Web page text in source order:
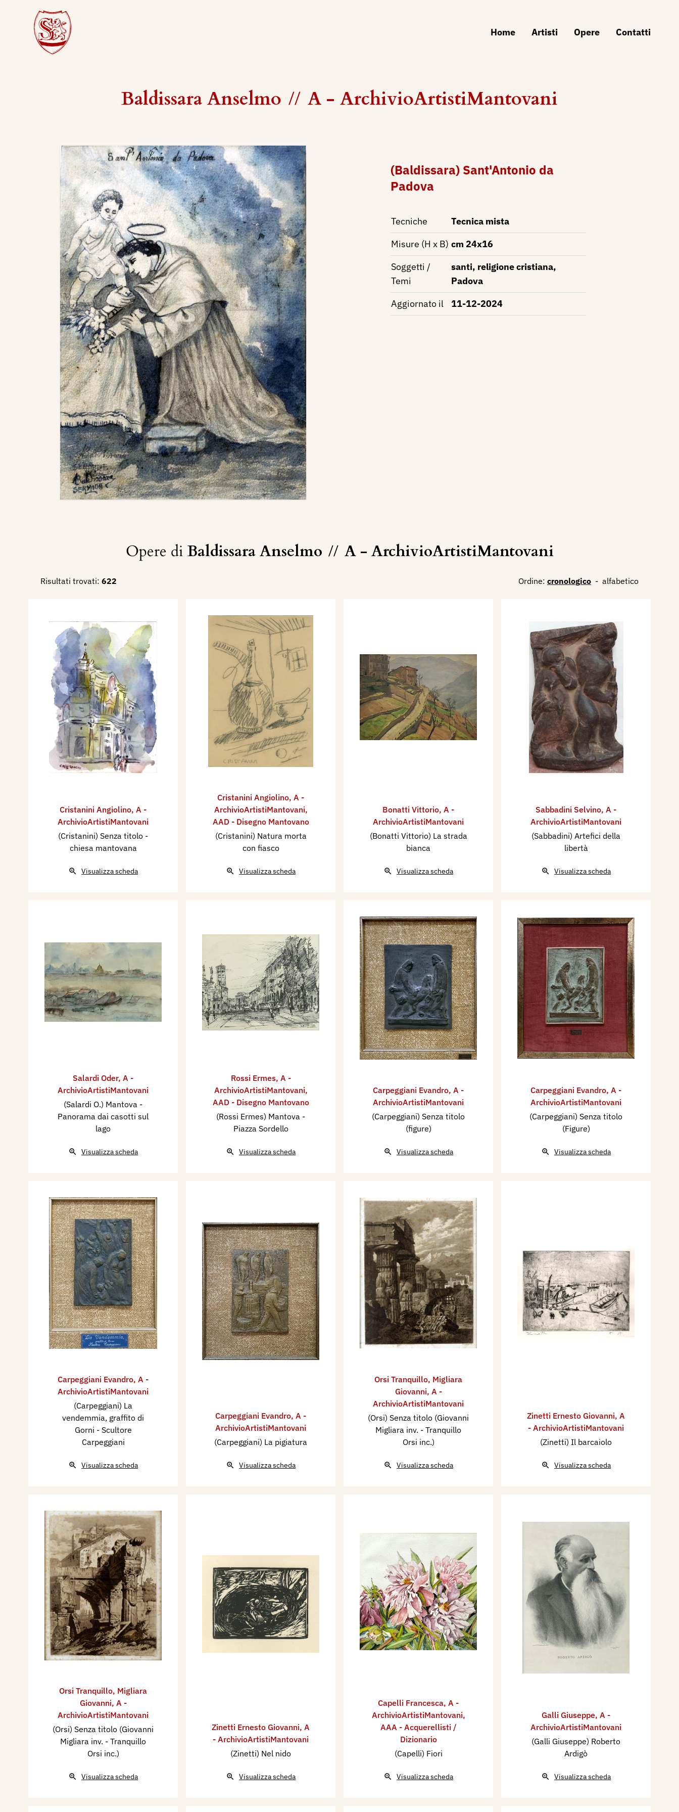
Home Artisti Opere Contatti
Baldissara Anselmo // A - ArchivioArtistiMantovani
(Baldissara) Sant'Antonio da
Padova
Tecniche
Tecnica mista
Misure (H x B) cm 24x16
Soggetti /
Temi
santi, religione cristiana,
Padova
Aggiornato il
11-12-2024
Opere diBaldissara Anselmo // A - ArchivioArtistiMantovani
Risultati trovati: 622 Ordine: cronologico - alfabetico
Cristanini Angiolino, A -
ArchivioArtistiMantovani
(Cristanini) Senza titolo -
chiesa mantovana
Visualizza scheda
Cristanini Angiolino, A -
ArchivioArtistiMantovani,
AAD - Disegno Mantovano
(Cristanini) Natura morta
con fiasco
Visualizza scheda
Bonatti Vittorio, A -
ArchivioArtistiMantovani
(Bonatti Vittorio) La strada
bianca
Visualizza scheda
Sabbadini Selvino, A -
ArchivioArtistiMantovani
(Sabbadini) Artefici della
libertà
Visualizza scheda
Salardi Oder, A -
ArchivioArtistiMantovani
(Salardi O.) Mantova -
Panorama dai casotti sul
lago
Visualizza scheda
Rossi Ermes, A -
ArchivioArtistiMantovani,
AAD - Disegno Mantovano
(Rossi Ermes) Mantova -
Piazza Sordello
Visualizza scheda
Carpeggiani Evandro, A -
ArchivioArtistiMantovani
(Carpeggiani) Senza titolo
(figure)
Visualizza scheda
Carpeggiani Evandro, A -
ArchivioArtistiMantovani
(Carpeggiani) Senza titolo
(Figure)
Visualizza scheda
Carpeggiani Evandro, A -
ArchivioArtistiMantovani
(Carpeggiani) La
vendemmia, graffito di
Gorni - Scultore
Carpeggiani
Visualizza scheda
Carpeggiani Evandro, A -
ArchivioArtistiMantovani
(Carpeggiani) La pigiatura
Visualizza scheda
Orsi Tranquillo, Migliara
Giovanni, A -
ArchivioArtistiMantovani
(Orsi) Senza titolo (Giovanni
Migliara inv. - Tranquillo
Orsi inc.)
Visualizza scheda
Zinetti Ernesto Giovanni, A
- ArchivioArtistiMantovani
(Zinetti) Il barcaiolo
Visualizza scheda
Orsi Tranquillo, Migliara
Giovanni, A -
ArchivioArtistiMantovani
(Orsi) Senza titolo (Giovanni
Migliara inv. - Tranquillo
Orsi inc.)
Visualizza scheda
Zinetti Ernesto Giovanni, A
- ArchivioArtistiMantovani
(Zinetti) Nel nido
Visualizza scheda
Capelli Francesca, A -
ArchivioArtistiMantovani,
AAA - Acquerellisti /
Dizionario
(Capelli) Fiori
Visualizza scheda
Galli Giuseppe, A -
ArchivioArtistiMantovani
(Galli Giuseppe) Roberto
Ardigò
Visualizza scheda